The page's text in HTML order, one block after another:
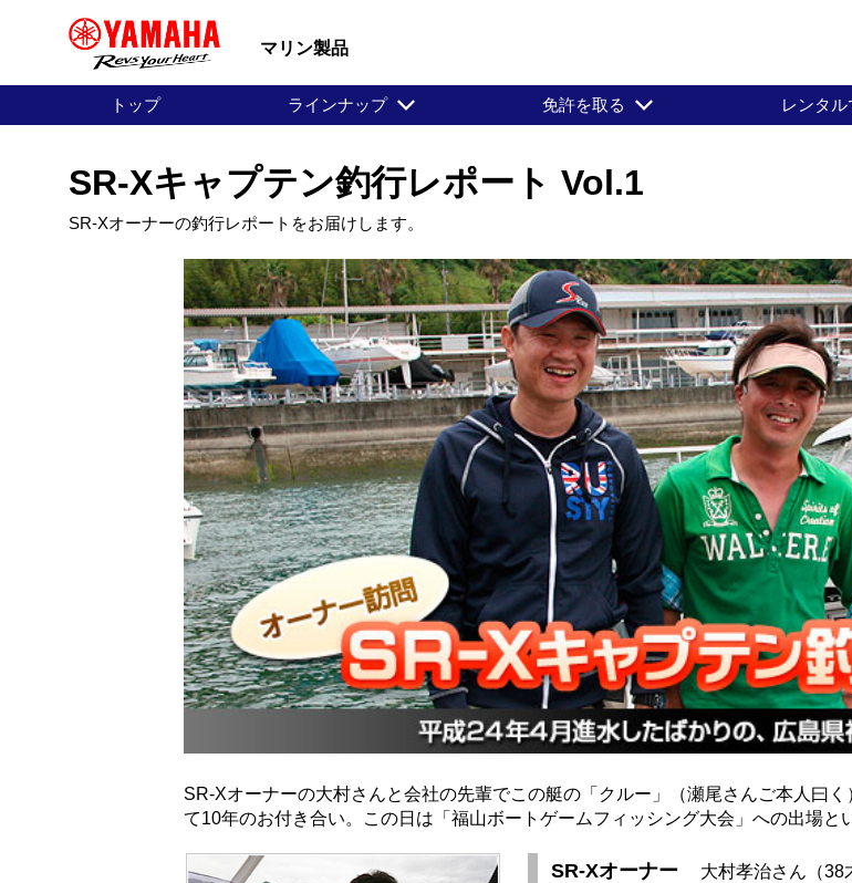
マリン製品
トップ ラインナップ 免許を取る レンタ
SR-Xキャプテン釣行レポート Vol.1
SR-Xオーナーの釣行レポートをお届けします。
SR-Xオーナーの大村さんと会社の先輩でこの艇の「クルー」（瀬尾さんご本人曰
て10年のお付き合い。この日は「福山ボートゲームフィッシング大会」への出場と
SR-Xオーナー 大村孝治さん（38